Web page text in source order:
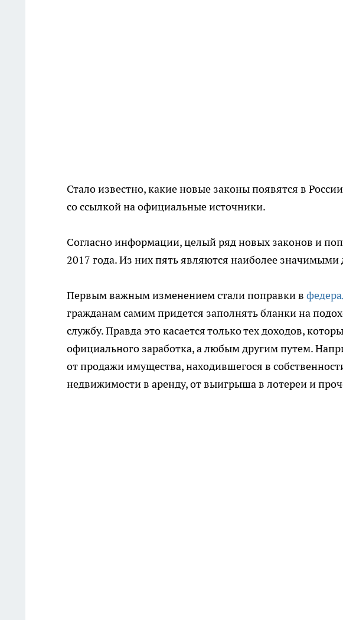
Стало известно, какие новые законы появятся в
со ссылкой на официальные источники.
Согласно информации, целый ряд новых законов и
2017 года. Из них пять являются наиболее значимыми
Первым важным изменением стали поправки в
гражданам самим придется заполнять бланки на
службу. Правда это касается только тех доходов,
официального заработка, а любым другим путем.
от продажи имущества, находившегося в
недвижимости в аренду, от выигрыша в лотереи и